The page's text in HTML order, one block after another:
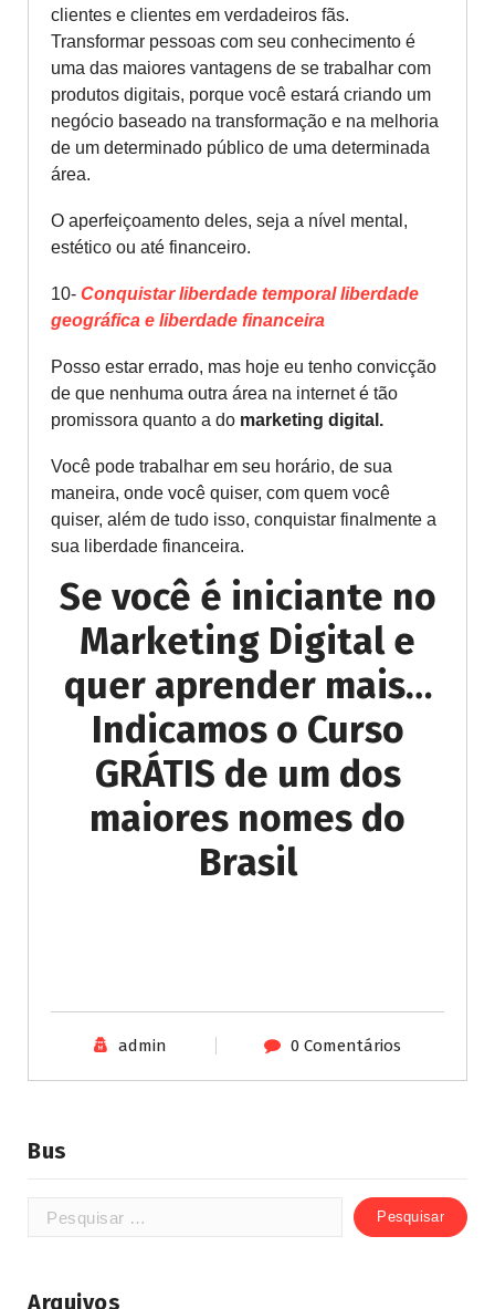
clientes e clientes em verdadeiros fãs.
Transformar pessoas com seu conhecimento é
uma das maiores vantagens de se trabalhar com
produtos digitais, porque você estará criando um
negócio baseado na transformação e na melhoria
de um determinado público de uma determinada
área.
O aperfeiçoamento deles, seja a nível mental,
estético ou até financeiro.
10- Conquistar liberdade temporal liberdade
geográfica e liberdade financeira
Posso estar errado, mas hoje eu tenho convicção
de que nenhuma outra área na internet é tão
promissora quanto a do marketing digital.
Você pode trabalhar em seu horário, de sua
maneira, onde você quiser, com quem você
quiser, além de tudo isso, conquistar finalmente a
sua liberdade financeira.
Se você é iniciante no
Marketing Digital e
quer aprender mais…
Indicamos o Curso
GRÁTIS de um dos
maiores nomes do
Brasil
admin 0 Comentários
Bus
Arquivos